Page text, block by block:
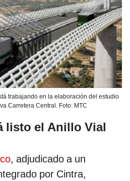
trabajando en la elaboración del estudio
Carretera Central. Foto: MTC
listo el Anillo Vial
, adjudicado a un
por Cintra,